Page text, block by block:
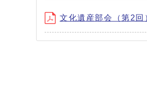
文化遺産部会（第2